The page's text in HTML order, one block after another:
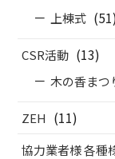
上棟式
CSR活動 (13)
木の香まつ
ZEH (11)
協力業者様 各種